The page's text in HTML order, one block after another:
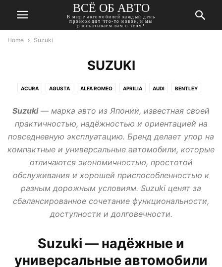
ВСЁ ОБ АВТО
В мире автомобилей каждый день
происходит что-то новое, и мы
рассказываем вам о этом!
Home Suzuki
SUZUKI
ACURA AGUSTA ALFA ROMEO APRILIA AUDI BENTLEY
CITROEN DACIA DAEWOO DAIHATSU DATSUN DODGE
DONGFENG DUCATI FIAT FORD GEELY GMC
HARLEY-DAVIDSON HAVAL HONDA HUMMER HYUNDAI
INFINITI ISUZU JAGUAR JEEP KAWASAKI KIA LADA
LANCIA LAND ROVER LEXUS MASERATI MAZDA MERCEDES
MINI MITSUBISHI MOSKVICH NISSAN OPEL PEUGEOT
PONTIAC PORSCHE RENAULT ROVER SAAB SEAT SKODA
SSANGYONG SUBARU SUZUKI TATA TESLA TOYOTA
TRIUMPH VOLKSWAGEN VOLVO
НОВОСТИ ПРО АВТО УАЗ
Suzuki— марка авто из Японии, известная своей
практичностью, надёжностью и ориентацией на
повседневную эксплуатацию. Бренд делает упор на
компактные и универсальные автомобили, которые
отличаются экономичностью, простотой
обслуживания и хорошей приспособленностью к
разным дорожным условиям. Suzuki ценят за
сбалансированное сочетание функциональности,
доступности и долговечности.
Suzuki — надёжные и
универсальные автомобили